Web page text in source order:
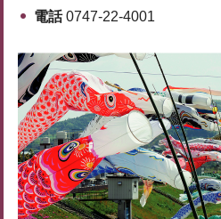
電話0747-22-4001